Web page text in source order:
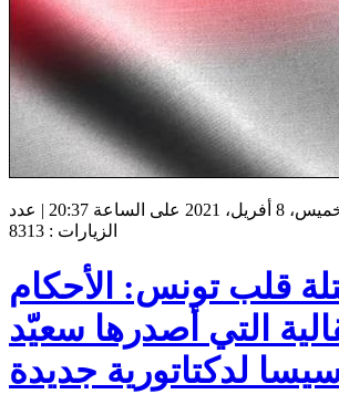
زووم تونيزيا | الخميس، 8 أفريل، 2021 على الساعة 20:37 | عدد
الزيارات : 8313
قلب تونس: الأحكام
التي أصدرها سعيّد
لدكتاتورية جديدة